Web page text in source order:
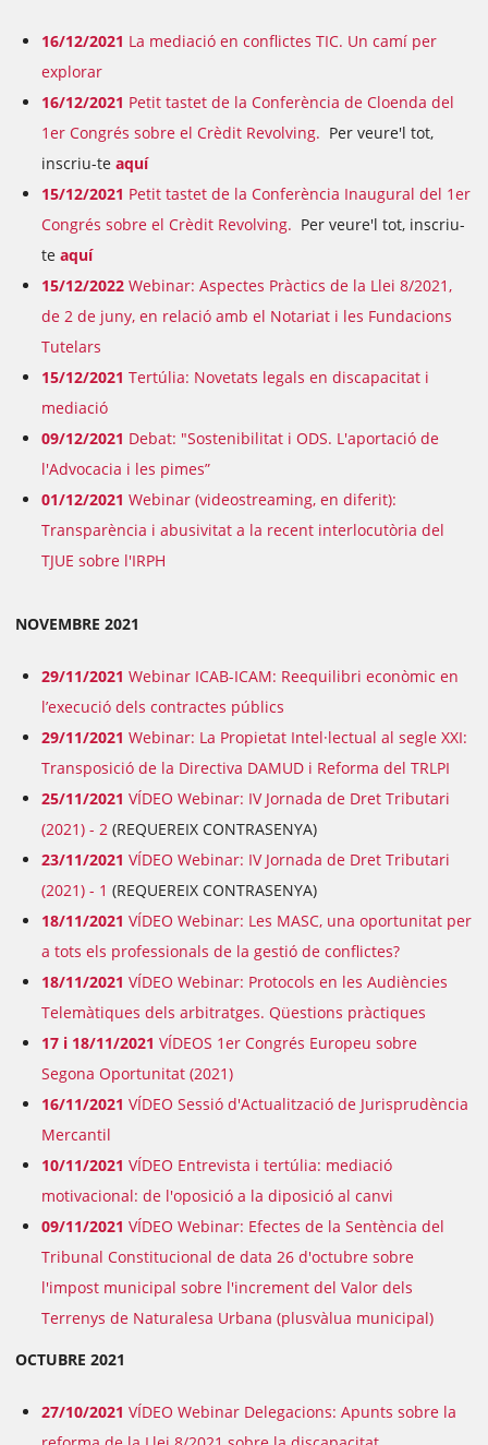
16/12/2021 La mediació en conflictes TIC. Un camí per
explorar
16/12/2021 Petit tastet de la Conferència de Cloenda del
1er Congrés sobre el Crèdit Revolving. Per veure'l tot,
inscriu-te aquí
15/12/2021 Petit tastet de la Conferència Inaugural del 1er
Congrés sobre el Crèdit Revolving. Per veure'l tot, inscriu-
te aquí
15/12/2022 Webinar: Aspectes Pràctics de la Llei 8/2021,
de 2 de juny, en relació amb el Notariat i les Fundacions
Tutelars
15/12/2021 Tertúlia: Novetats legals en discapacitat i
mediació
09/12/2021 Debat: "Sostenibilitat i ODS. L'aportació de
l'Advocacia i les pimes”
01/12/2021 Webinar (videostreaming, en diferit):
Transparència i abusivitat a la recent interlocutòria del
TJUE sobre l'IRPH
NOVEMBRE 2021
29/11/2021 Webinar ICAB-ICAM: Reequilibri econòmic en
l’execució dels contractes públics
29/11/2021 Webinar: La Propietat Intel·lectual al segle XXI:
Transposició de la Directiva DAMUD i Reforma del TRLPI
25/11/2021 VÍDEO Webinar: IV Jornada de Dret Tributari
(2021) - 2 (REQUEREIX CONTRASENYA)
23/11/2021 VÍDEO Webinar: IV Jornada de Dret Tributari
(2021) - 1 (REQUEREIX CONTRASENYA)
18/11/2021 VÍDEO Webinar: Les MASC, una oportunitat per
a tots els professionals de la gestió de conflictes?
18/11/2021 VÍDEO Webinar: Protocols en les Audiències
Telemàtiques dels arbitratges. Qüestions pràctiques
17 i 18/11/2021 VÍDEOS 1er Congrés Europeu sobre
Segona Oportunitat (2021)
16/11/2021 VÍDEO Sessió d'Actualització de Jurisprudència
Mercantil
10/11/2021 VÍDEO Entrevista i tertúlia: mediació
motivacional: de l'oposició a la diposició al canvi
09/11/2021 VÍDEO Webinar: Efectes de la Sentència del
Tribunal Constitucional de data 26 d'octubre sobre
l'impost municipal sobre l'increment del Valor dels
Terrenys de Naturalesa Urbana (plusvàlua municipal)
OCTUBRE 2021
27/10/2021 VÍDEO Webinar Delegacions: Apunts sobre la